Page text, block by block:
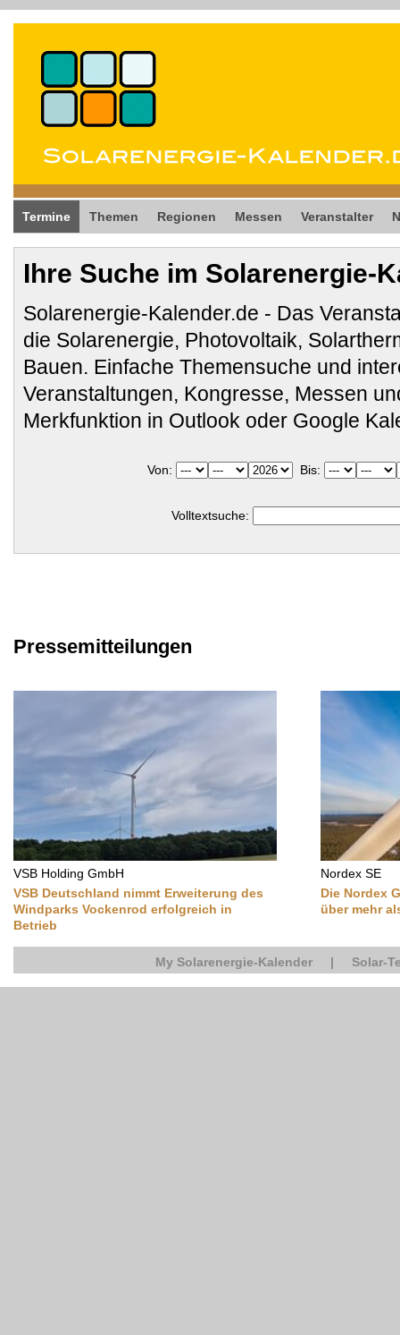
Termine Themen Regionen Messen Veranstalter
Ihre Suche im Solarenergie-
Solarenergie-Kalender.de - Das
die Solarenergie, Photovoltaik,
Bauen. Einfache Themensuche und
Veranstaltungen, Kongresse, Messen
Merkfunktion in Outlook oder Google
Von: Bis:
Volltextsuche:
Pressemitteilungen
VSB Holding GmbH
VSB Deutschland nimmt Erweiterung des
Windparks Vockenrod erfolgreich in
Betrieb
Nordex SE
Die Nordex
über mehr
My Solarenergie-Kalender | Solar-